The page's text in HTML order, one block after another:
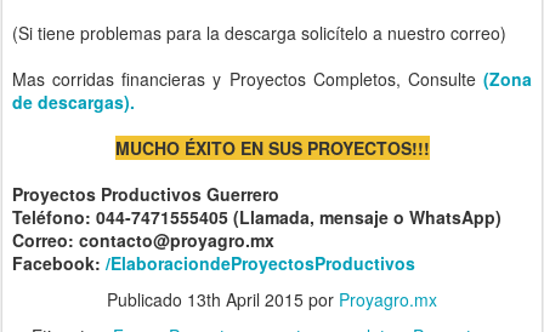
(Si tiene problemas para la descarga solicítelo a nuestro correo)
Mas corridas financieras y Proyectos Completos, Consulte (Zona
de descargas).
MUCHO ÉXITO EN SUS PROYECTOS!!!
Proyectos Productivos Guerrero
Teléfono: 044-7471555405 (Llamada, mensaje o WhatsApp)
Correo: contacto@proyagro.mx
Facebook: /ElaboraciondeProyectosProductivos
Publicado 13th April 2015 por Proyagro.mx